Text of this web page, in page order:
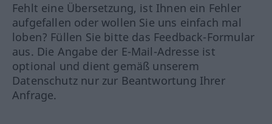
Fehlt eine Übersetzung, ist Ihnen ein Fehler
aufgefallen oder wollen Sie uns einfach mal
loben? Füllen Sie bitte das Feedback-Formular
aus. Die Angabe der E-Mail-Adresse ist
optional und dient gemäß unserem
Datenschutz nur zur Beantwortung Ihrer
Anfrage.